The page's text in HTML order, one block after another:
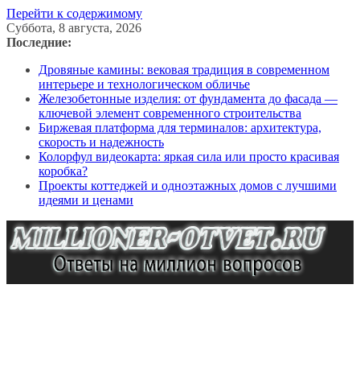
Перейти к содержимому
Суббота, 8 августа, 2026
Последние:
Дровяные камины: вековая традиция в современном
интерьере и технологическом обличье
Железобетонные изделия: от фундамента до фасада —
ключевой элемент современного строительства
Биржевая платформа для терминалов: архитектура,
скорость и надежность
Колорфул видеокарта: яркая сила или просто красивая
коробка?
Проекты коттеджей и одноэтажных домов с лучшими
идеями и ценами